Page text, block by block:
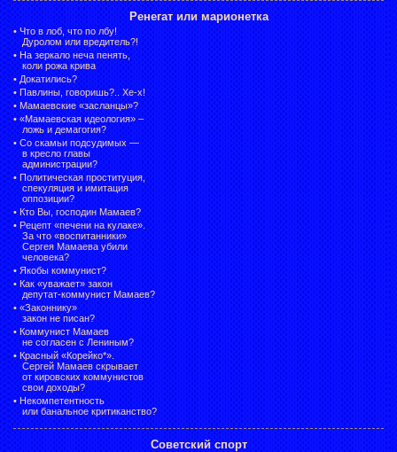
Ренегат или марионетка
• Что в лоб, что по лбу!
Дуролом или вредитель?!
• На зеркало неча пенять,
коли рожа крива
• Докатились?
• Павлины, говоришь?.. Хе-х!
• Мамаевские «засланцы»?
• «Мамаевская идеология» –
ложь и демагогия?
• Со скамьи подсудимых —
в кресло главы
администрации?
• Политическая проституция,
спекуляция и имитация
оппозиции?
• Кто Вы, господин Мамаев?
• Рецепт «печени на кулаке».
За что «воспитанники»
Сергея Мамаева убили
человека?
• Якобы коммунист?
• Как «уважает» закон
депутат-коммунист Мамаев?
• «Законнику»
закон не писан?
• Коммунист Мамаев
не согласен с Лениным?
• Красный «Корейко*».
Сергей Мамаев скрывает
от кировских коммунистов
свои доходы?
• Некомпетентность
или банальное критиканство?
Советский спорт